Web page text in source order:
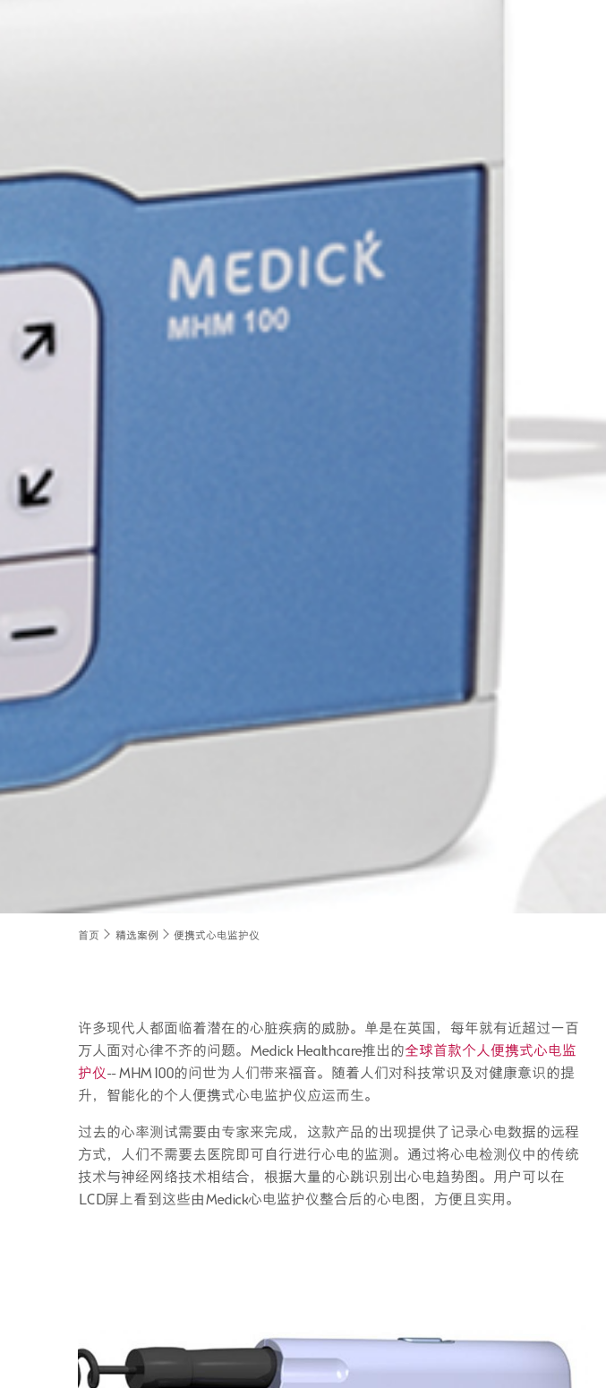
首页 精选案例 便携式心电监护仪
许多现代人都面临着潜在的心脏疾病的威胁。单是在英国，每年就有近超过一百
万人面对心律不齐的问题。Medick Healthcare推出的全球首款个人便携式心电监
护仪-- MHM 100的问世为人们带来福音。随着人们对科技常识及对健康意识的提
升，智能化的个人便携式心电监护仪应运而生。
过去的心率测试需要由专家来完成，这款产品的出现提供了记录心电数据的远程
方式，人们不需要去医院即可自行进行心电的监测。通过将心电检测仪中的传统
技术与神经网络技术相结合，根据大量的心跳识别出心电趋势图。用户可以在
LCD屏上看到这些由Medick心电监护仪整合后的心电图，方便且实用。